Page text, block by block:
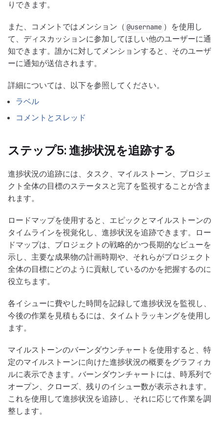
りできます。
また、コメントではメンション（ @username ）を使用し
て、ディスカッションに参加してほしい他のユーザーに通
知できます。誰かに対してメンションすると、そのユーザ
ーに通知が送信されます。
詳細については、以下を参照してください。
ラベル
コメントとスレッド
ステップ5: 進捗状況を追跡する
進捗状況の追跡には、タスク、マイルストーン、プロジェ
クト全体の目標のステータスと完了を監視することが含ま
れます。
ロードマップを使用すると、エピックとマイルストーンの
タイムラインを視覚化し、進捗状況を追跡できます。ロー
ドマップは、プロジェクトの戦略的かつ長期的なビューを
示し、主要な成果物の計画時期や、それらがプロジェクト
全体の目標にどのように貢献しているのかを把握するのに
役立ちます。
各イシューに費やした時間を記録して進捗状況を監視し、
今後の作業を見積もるには、タイムトラッキングを使用し
ます。
マイルストーンのバーンダウンチャートを使用すると、特
定のマイルストーンに向けた進捗状況の概要をグラフィカ
ルに表示できます。バーンダウンチャートには、時系列で
オープン、クローズ、残りのイシュー数が表示されます。
これを使用して進捗状況を追跡し、それに応じて作業を調
整します。